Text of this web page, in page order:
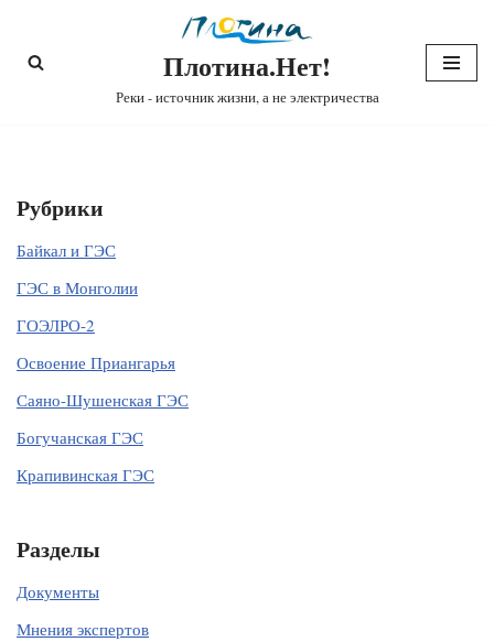
Перейти
Плотина.Нет!
Реки - источник жизни, а не электричества
Рубрики
Байкал и ГЭС
ГЭС в Монголии
ГОЭЛРО-2
Освоение Приангарья
Саяно-Шушенская ГЭС
Богучанская ГЭС
Крапивинская ГЭС
Разделы
Документы
Мнения экспертов